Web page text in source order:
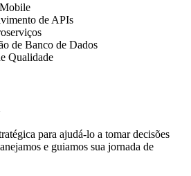
de APIs
de Banco de Dados
Qualidade
para ajudá-lo a tomar decisões
e guiamos sua jornada de